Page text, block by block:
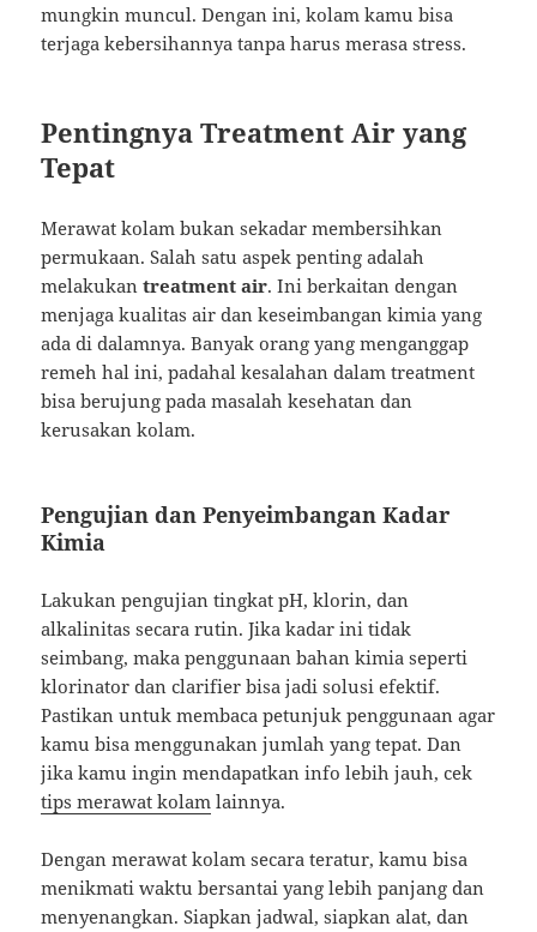
mungkin muncul. Dengan ini, kolam kamu bisa
terjaga kebersihannya tanpa harus merasa stress.
Pentingnya Treatment Air yang
Tepat
Merawat kolam bukan sekadar membersihkan
permukaan. Salah satu aspek penting adalah
melakukantreatment air. Ini berkaitan dengan
menjaga kualitas air dan keseimbangan kimia yang
ada di dalamnya. Banyak orang yang menganggap
remeh hal ini, padahal kesalahan dalam treatment
bisa berujung pada masalah kesehatan dan
kerusakan kolam.
Pengujian dan Penyeimbangan Kadar
Kimia
Lakukan pengujian tingkat pH, klorin, dan
alkalinitas secara rutin. Jika kadar ini tidak
seimbang, maka penggunaan bahan kimia seperti
klorinator dan clarifier bisa jadi solusi efektif.
Pastikan untuk membaca petunjuk penggunaan agar
kamu bisa menggunakan jumlah yang tepat. Dan
jika kamu ingin mendapatkan info lebih jauh, cek
tips merawat kolam lainnya.
Dengan merawat kolam secara teratur, kamu bisa
menikmati waktu bersantai yang lebih panjang dan
menyenangkan. Siapkan jadwal, siapkan alat, dan